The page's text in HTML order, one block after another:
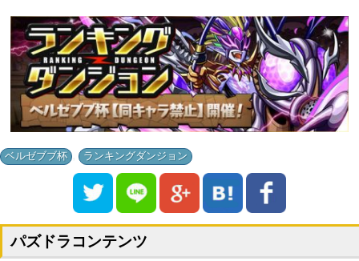
ベルゼブブ杯 ランキングダンジョン
パズドラコンテンツ